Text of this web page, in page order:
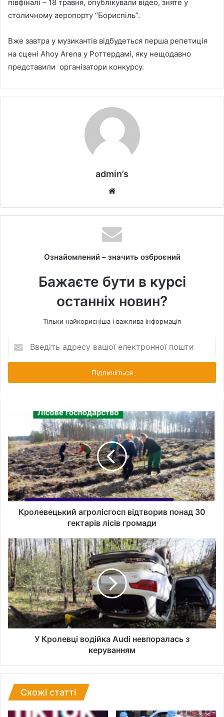
півфіналі – 18 травня, опублікували відео, зняте у
столичному аеропорту “Бориспіль”.
Вже завтра у музикантів відбудеться перша репетиція
на сцені Ahoy Arena у Роттердамі, яку нещодавно
представили організатори конкурсу.
admin’s
b
s
i
e
Ознайомлений – значить озброєний
Бажаєте бути в курсі
останніх новин?
Тільки найкорисніша і важлива інформація
е
і
т
р
е
с
у
в
а
ш
л
е
к
т
р
о
н
н
о
ш
и
Кролевецький агролісгосп відтворив понад 30
гектарів лісів громади
У Кролевці водійка Audi невпоралась з
керуванням
Схожі статті